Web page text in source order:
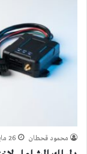
محمود قحطان 26 مايو، 2026